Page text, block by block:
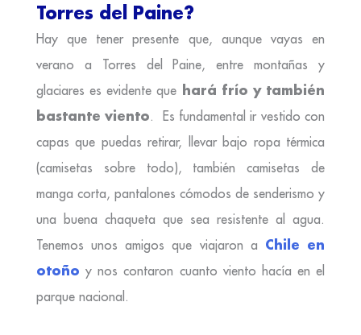
Torres del Paine?
Hay que tener presente que, aunque vayas en
verano a Torres del Paine, entre montañas y
glaciares es evidente que hará frío y también
bastante viento. Es fundamental ir vestido con
capas que puedas retirar, llevar bajo ropa térmica
(camisetas sobre todo), también camisetas de
manga corta, pantalones cómodos de senderismo y
una buena chaqueta que sea resistente al agua.
Tenemos unos amigos que viajaron a Chile en
otoño y nos contaron cuanto viento hacía en el
parque nacional.